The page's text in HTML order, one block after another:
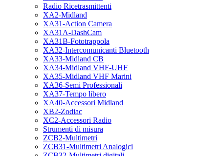
Radio Ricetrasmittenti
XA2-Midland
XA31-Action Camera
XA31A-DashCam
XA31B-Fototrappola
XA32-Intercomunicanti Bluetooth
XA33-Midland CB
XA34-Midland VHF-UHF
XA35-Midland VHF Marini
XA36-Semi Professionali
XA37-Tempo libero
XA40-Accessori Midland
XB2-Zodiac
XC2-Accessori Radio
Strumenti di misura
ZCB2-Multimetri
ZCB31-Multimetri Analogici